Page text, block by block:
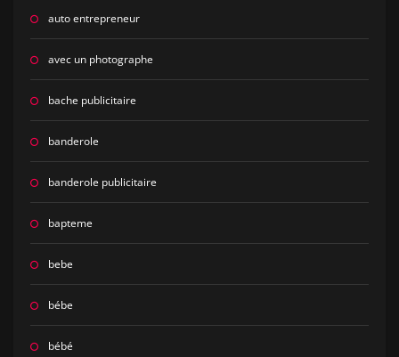
auto entrepreneur
avec un photographe
bache publicitaire
banderole
banderole publicitaire
bapteme
bebe
bébe
bébé